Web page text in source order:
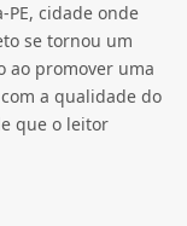
PE, cidade onde
se tornou um
ao promover uma
a qualidade do
que o leitor